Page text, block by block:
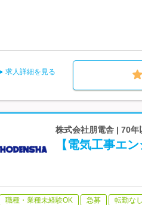
求人詳細を見る
株式会社朋電舎 | 70年
【電気工事エ
職種・業種未経験OK 急募 転勤なし